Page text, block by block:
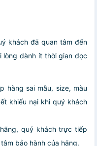
khách đã quan tâm đến
lòng dành ít thời gian đọc
hàng sai mẫu, size, màu
khiếu nại khi quý khách
quý khách trực tiếp
bảo hành của hãng.